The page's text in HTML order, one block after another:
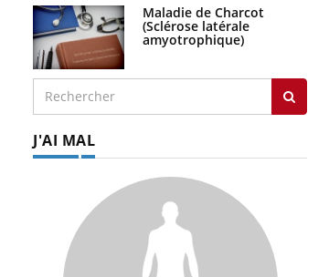
Maladie de Charcot
(Sclérose latérale
amyotrophique)
J'AI MAL